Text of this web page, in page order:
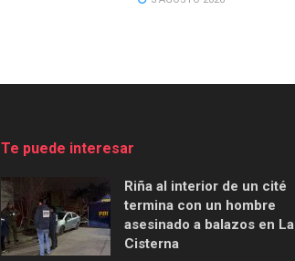
Te puede interesar
Riña al interior de un cité
termina con un hombre
asesinado a balazos en La
Cisterna